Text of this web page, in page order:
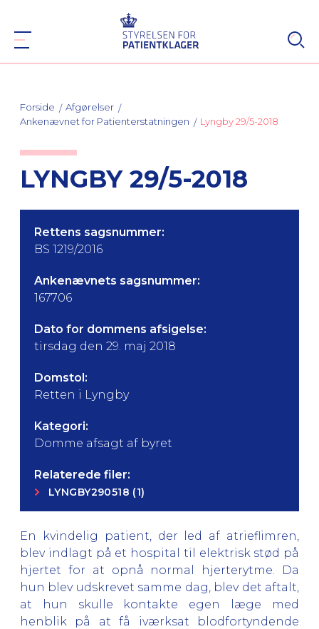
Forside
Afgørelser
Ankenævnet for Patienterstatningen
Lyngby 29/5-2018
LYNGBY 29/5-2018
Rettens sagsnummer:
BS 1219/2016
Ankenævnets sagsnummer:
167706
Dato for dommens afsigelse:
tirsdag den 29. maj 2018
Domstol:
Retten i Lyngby
Kategori:
Domme afsagt af byret
Relaterede filer:
LYNGBY290518 (1)
En kvindelig patient, der led af atrieflimren,
blev indlagt på et hospital til elektrisk stød på
hjertet for at opnå normal hjerterytme. Da
hun blev udskrevet samme dag, blev det aftalt,
at hun skulle kontakte egen læge med
henblik på at få iværksat blodfortyndende